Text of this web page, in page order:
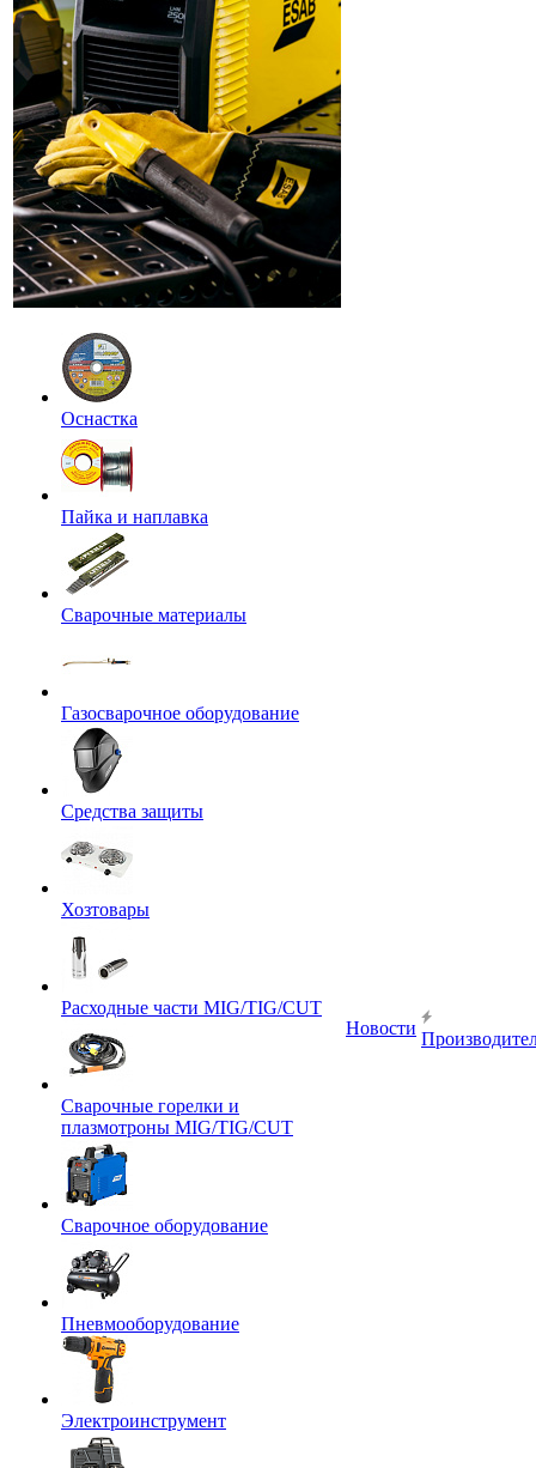
Оснастка
Пайка и наплавка
Сварочные материалы
Газосварочное оборудование
Средства защиты
Хозтовары
Расходные части MIG/TIG/CUT
Сварочные горелки и
плазмотроны MIG/TIG/CUT
Сварочное оборудование
Пневмооборудование
Электроинструмент
Новости